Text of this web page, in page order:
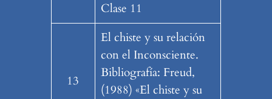
Clase 11
13
El chiste y su relación
con el Inconsciente.
Bibliografía: Freud,
(1988) «El chiste y su